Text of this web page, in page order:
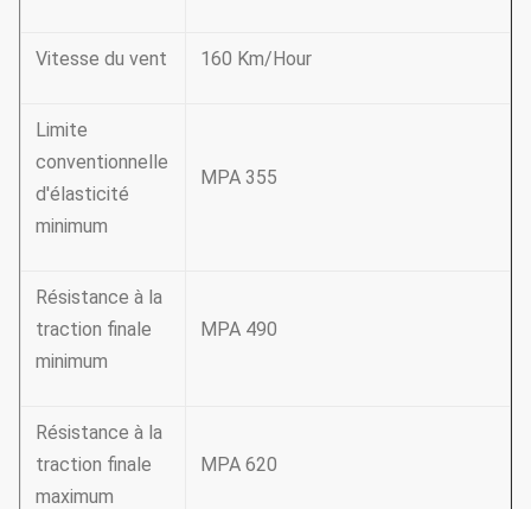
Vitesse du vent 160 Km/Hour
Limite
conventionnelle
d'élasticité
minimum
MPA 355
Résistance à la
traction finale
minimum
MPA 490
Résistance à la
traction finale
maximum
MPA 620